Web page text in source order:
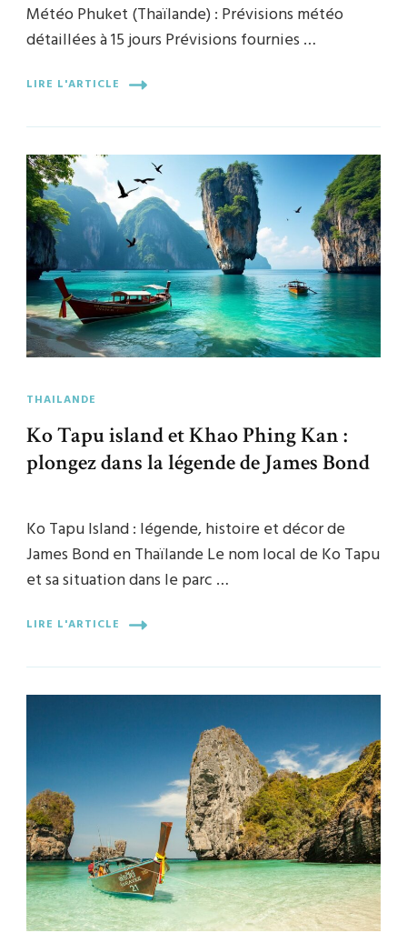
Météo Phuket (Thaïlande) : Prévisions météo
détaillées à 15 jours Prévisions fournies …
LIRE L'ARTICLE
THAILANDE
Ko Tapu island et Khao Phing Kan :
plongez dans la légende de James Bond
Ko Tapu Island : légende, histoire et décor de
James Bond en Thaïlande Le nom local de Ko Tapu
et sa situation dans le parc …
LIRE L'ARTICLE